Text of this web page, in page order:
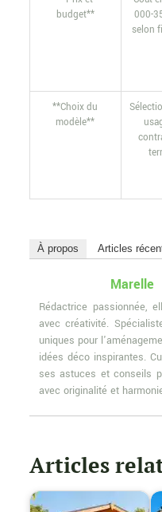
budget**
000-
selon
**Choix du
modèle**
À propos Articles
Marelle
Rédactrice passionnée,
avec créativité.
uniques pour
idées déco inspirantes.
ses astuces et conseils
avec originalité et
Articles